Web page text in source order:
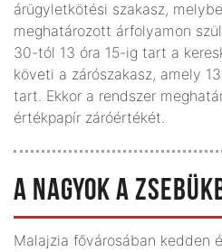
árügyletkötési szakasz,
meghatározott árfolyamon
30-tól 13 óra 15-ig tart a
követi a zárószakasz, amely
tart. Ekkor a rendszer
értékpapír záróértékét.
A NAGYOK A
Malajzia fővárosában kedden